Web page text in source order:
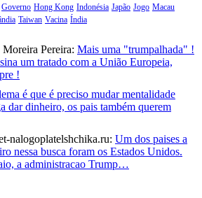
Governo Hong Kong Indonésia Japão Jogo Macau
Taiwan Vacina Índia
Moreira Pereira: Mais uma "trumpalhada" !
um tratado com a União Europeia,
!
é que é preciso mudar mentalidade
dar dinheiro, os pais também querem
nalogoplatelshchika.ru: Um dos paises a
nessa busca foram os Estados Unidos.
a administracao Trump…